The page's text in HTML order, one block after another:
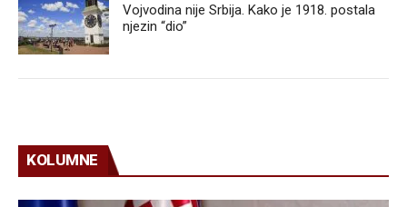
Vojvodina nije Srbija. Kako je 1918. postala
njezin “dio”
KOLUMNE